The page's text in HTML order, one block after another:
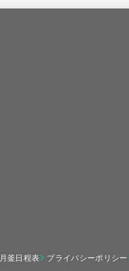
月釜日程表 プライバシーポリシー